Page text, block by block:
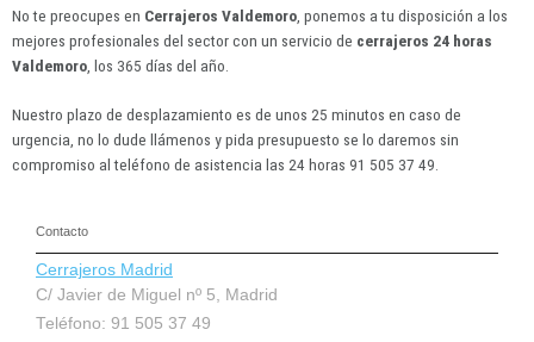
No te preocupes en Cerrajeros Valdemoro , ponemos a tu disposición a los
mejores profesionales del sector con un servicio de cerrajeros 24 horas
Valdemoro , los 365 días del año.
Nuestro plazo de desplazamiento es de unos 25 minutos en caso de
urgencia, no lo dude llámenos y pida presupuesto se lo daremos sin
compromiso al teléfono de asistencia las 24 horas 91 505 37 49.
Contacto
Cerrajeros Madrid
C/ Javier de Miguel nº 5, Madrid
Teléfono: 91 505 37 49